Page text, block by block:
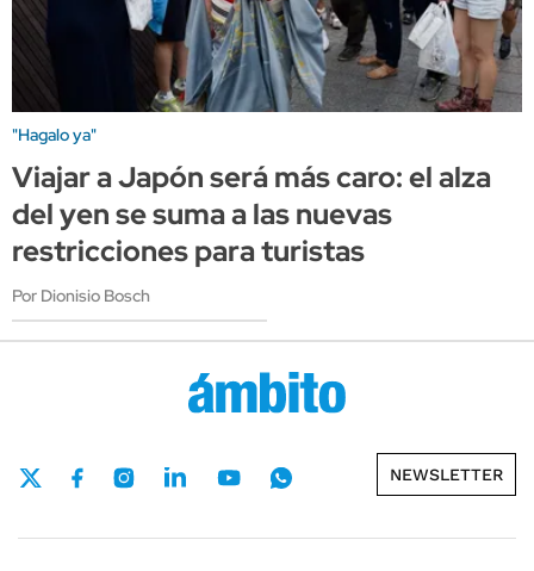
"Hagalo ya"
Viajar a Japón será más caro: el alza
del yen se suma a las nuevas
restricciones para turistas
Por Dionisio Bosch
NEWSLETTER